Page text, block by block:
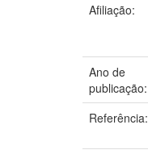
Afiliação:
Ano de
publicação:
Referência: